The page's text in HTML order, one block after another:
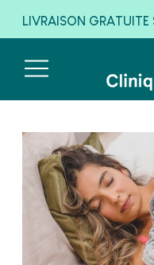
✨ JUSQU'À 75% DE
LIVRAISON GRATUITE